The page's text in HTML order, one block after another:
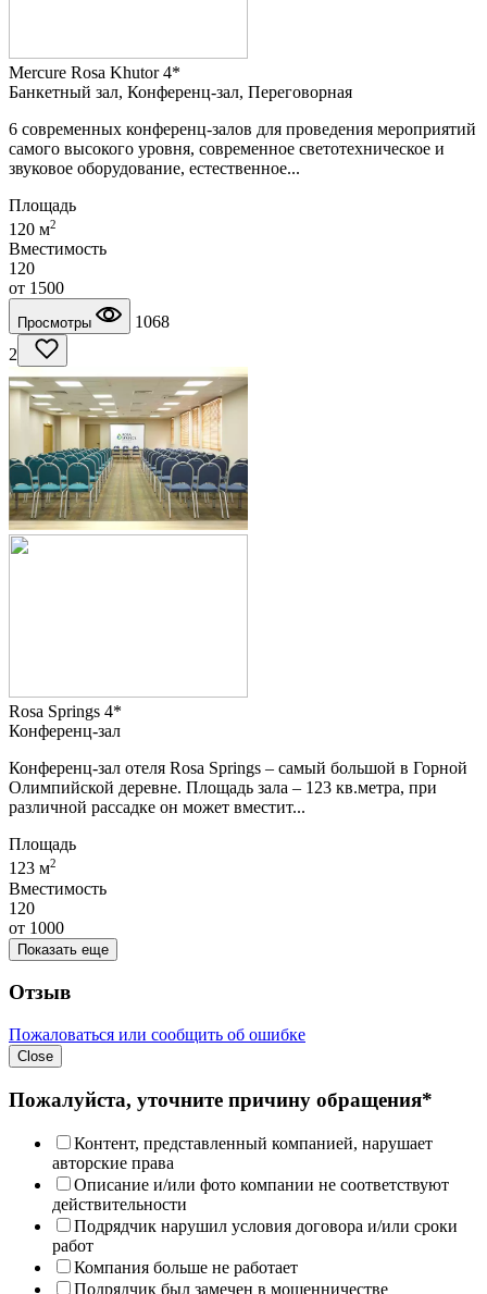
Mercure Rosa Khutor 4*
Банкетный зал, Конференц-зал, Переговорная
6 современных конференц-залов для проведения мероприятий
самого высокого уровня, современное светотехническое и
звуковое оборудование, естественное...
Площадь
120 м2
Вместимость
120
от 1500
Просмотры
1068
2
Rosa Springs 4*
Конференц-зал
Конференц-зал отеля Rosa Springs – самый большой в Горной
Олимпийской деревне. Площадь зала – 123 кв.метра, при
различной рассадке он может вместит...
Площадь
123 м2
Вместимость
120
от 1000
Показать еще
Отзыв
Пожаловаться или сообщить об ошибке
Close
Пожалуйста, уточните причину обращения*
Контент, представленный компанией, нарушает
авторские права
Описание и/или фото компании не соответствуют
действительности
Подрядчик нарушил условия договора и/или сроки
работ
Компания больше не работает
Подрядчик был замечен в мошенничестве